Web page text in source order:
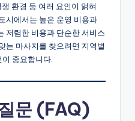
환경 등 여러 요인이 얽혀
시에서는 높은 운영 비용과
저렴한 비용과 단순한 서비스
는 마사지를 찾으려면 지역별
중요합니다.
문 (FAQ)